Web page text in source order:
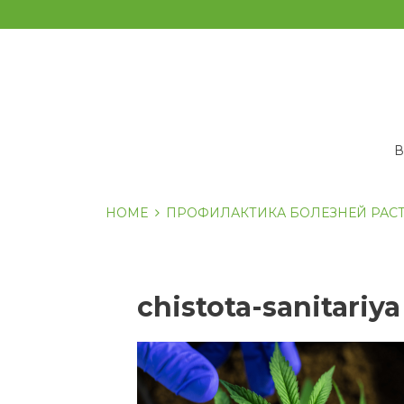
к
HOME ПРОФИЛАКТИКА БОЛЕЗНЕЙ
chistota-sanitariya